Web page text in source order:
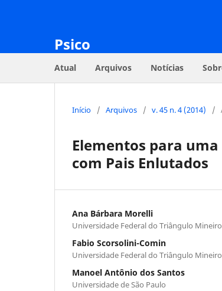
Psico
Atual Arquivos Notícias
Início / Arquivos / v. 45 n. 4 (2014) /
Elementos para
com Pais Enlutados
Ana Bárbara Morelli
Universidade Federal do Triângulo Mineiro
Fabio Scorsolini-Comin
Universidade Federal do Triângulo Mineiro
Manoel Antônio dos Santos
Universidade de São Paulo